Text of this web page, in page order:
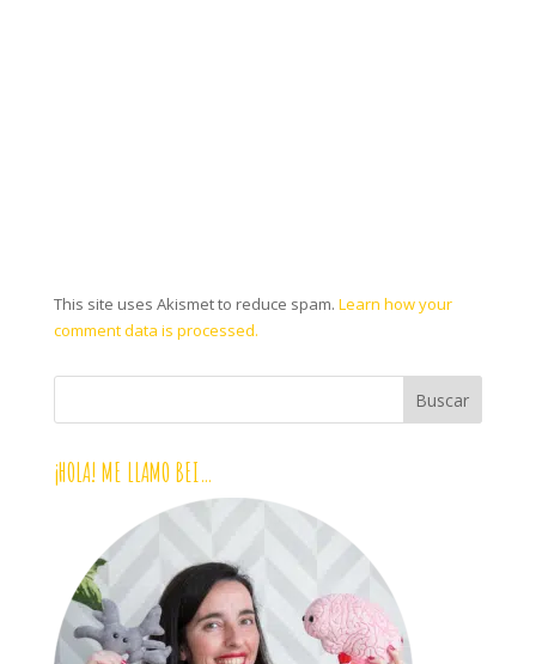
This site uses Akismet to reduce spam. Learn how your
comment data is processed.
¡HOLA! ME LLAMO BEI…